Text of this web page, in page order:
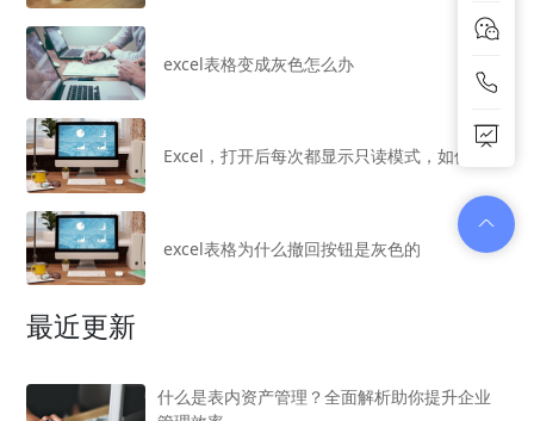
excel表格变成灰色怎么办
Excel，打开后每次都显示只读模式，如何解决
excel表格为什么撤回按钮是灰色的
最近更新
什么是表内资产管理？全面解析助你提升企业